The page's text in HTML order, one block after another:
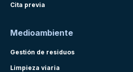
Cita previa
Medioambiente
Gestión de residuos
Limpieza viaria